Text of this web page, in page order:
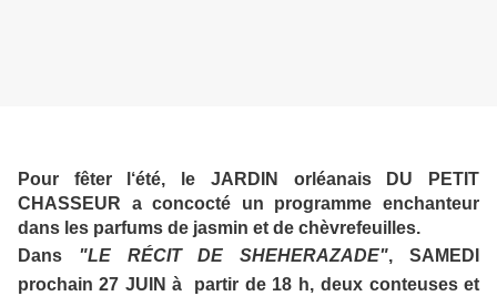
Pour fêter l‘été, le JARDIN orléanais DU PETIT
CHASSEUR a concocté un programme enchanteur
dans les parfums de jasmin et de chèvrefeuilles.
Dans "LE RÉCIT DE SHEHERAZADE",SAMEDI
prochain 27 JUIN à partir de 18 h, deux conteuses et